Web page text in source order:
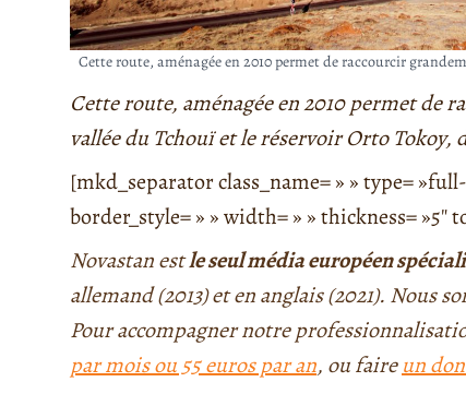
Cette route, aménagée en 2010 permet de raccourcir
Cette route, aménagée en 2010 permet de
vallée du Tchouï et le réservoir Orto
[mkd_separator class_name= » » type=
border_style= » » width= » » thickness=
Novastan estle seul média européen
allemand (2013) et en anglais (2021). Nous
Pour accompagner notre
par mois ou 55 euros par an, ou faireun